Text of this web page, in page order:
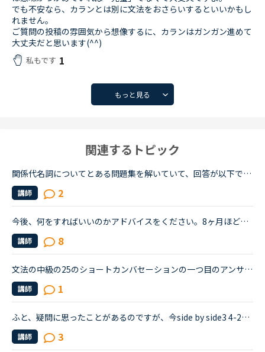
でも不安なら、カランとは別に文法をおさらいするといいかもし
れません。
ご質問の投稿の雰囲気から想像するに、カランはガンガン進めて
大丈夫だと思います(^^)
私もです 1
もっと見る
関連するトピック
関係代名詞についてとある問題集を解いていて、回答が以下でした。1. She didn't used to like cheese, but she eats lots of cheese now.2. She used to play the piano, but she hasn't play it(or the piano) ...
講師 2
今後、何をすればいいのかアドバイスをください。8ヶ月ほど前からネイティブキャンプを始めました。最初は本当に先生の言ってることが全然聞き取れず、何を言っていいかもわからない状況でのスタートでした。週30...
講師 8
文法の中級の25のショートカンバセーションの一つ目のアンサーについてです。There's something that popped up on the screen &quot;that&quot; looked like a warning.という一文なのですが、二つ目のthatは関...
講師 1
ふと、疑問に思ったことがあるのですが、今side by side3 4-2ページ39をやってて、会話練習する時にたまに（この文を使って！）ってもの以外の前置詞に変わってたり、動詞なりが付け加えられることがあるんですが...
講師 3